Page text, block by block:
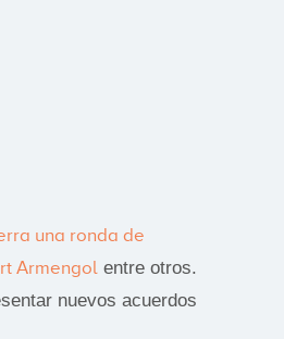
una ronda de
Armengol entre otros.
nuevos acuerdos